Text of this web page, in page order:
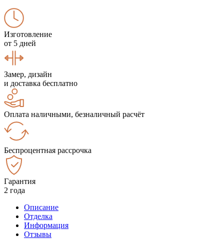
Изготовление
от 5 дней
Замер, дизайн
и доставка бесплатно
Оплата наличными, безналичный расчёт
Беспроцентная рассрочка
Гарантия
2 года
Описание
Отделка
Информация
Отзывы